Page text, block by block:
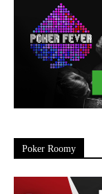
Poker Roomy